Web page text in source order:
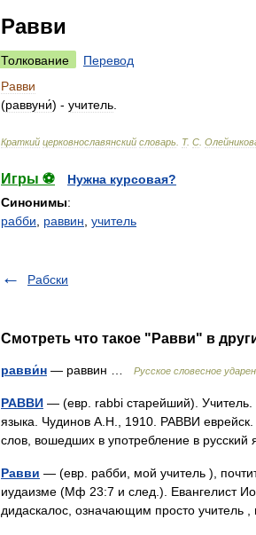
Равви
Толкование
Перевод
Равви
(раввуни́) - учитель
Краткий церковнославянский словарь Т. С
Игры ⚽
Нужна курсовая?
Синонимы:
рабби
раввин учитель
Рабски
Смотреть что такое "Равви" в
равви́н — раввин … Русское словесное
РАВВИ — (евр. rabbi старейший). Учитель.
языка. Чудинов А.Н., 1910. РАВВИ
слов, вошедших в употребление в
Равви — (евр. рабби, мой учитель ),
иудаизме (Мф 23:7 и след.). Евангелист
дидаскалос, означающим просто